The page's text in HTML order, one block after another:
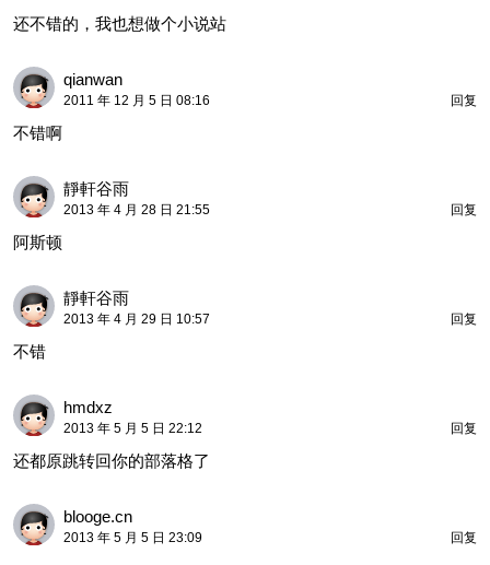
还不错的，我也想做个小说站
qianwan
2011 年 12 月 5 日 08:16 回复
不错啊
靜軒谷雨
2013 年 4 月 28 日 21:55 回复
阿斯顿
靜軒谷雨
2013 年 4 月 29 日 10:57 回复
不错
hmdxz
2013 年 5 月 5 日 22:12 回复
还都原跳转回你的部落格了
blooge.cn
2013 年 5 月 5 日 23:09 回复